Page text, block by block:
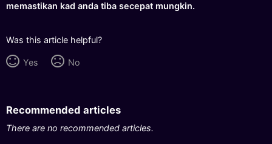
memastikan kad anda tiba secepat mungkin.
Was this article helpful?
Yes No
Recommended articles
There are no recommended articles.